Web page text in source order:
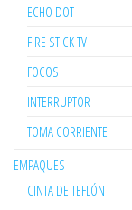
ECHO DOT
FIRE STICK TV
FOCOS
INTERRUPTOR
TOMA CORRIENTE
EMPAQUES
CINTA DE TEFLÓN